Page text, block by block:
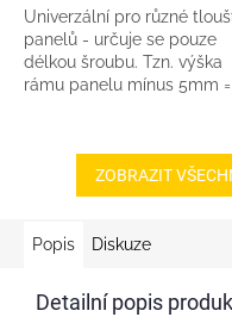
Univerzální pro různé
panelů - určuje se pouze
délkou šroubu. Tzn. výška
rámu panelu mínus 5mm =
držáku cca 50mm
ZOBRAZIT
Popis Diskuze
Detailní popis